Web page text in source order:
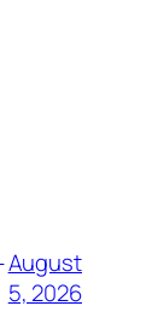
August
5, 2026